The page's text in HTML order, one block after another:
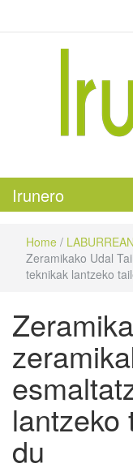
Irunero
Home / LABURREAN
Zeramikako Udal
teknikak lantzeko
lantzeko
du